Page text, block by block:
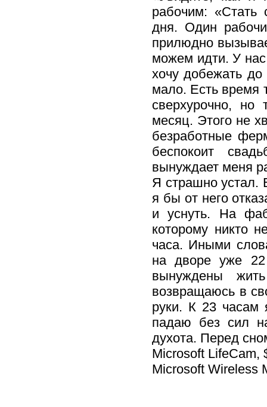
рабочим: «Стать
дня. Один
прилюдно
можем идти. У
хочу добежать
мало. Есть время
сверхурочно, но
месяц. Этого не
безработные
беспокоит
вынуждает меня
Я страшно устал.
я бы от него
и уснуть. На
которому никто
часа. Иными
на дворе уже
вынуждены
возвращаюсь в
руки. К 23
падаю без сил
духота. Перед
Microsoft LifeCam,
Microsoft Wireless